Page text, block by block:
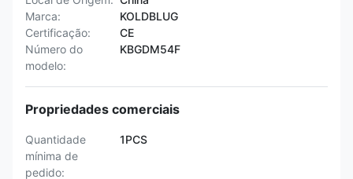
Marca:
KOLDBLUG
Certificação:
CE
Número do
modelo:
KBGDM54F
Propriedades comerciais
Quantidade
mínima de
pedido:
1PCS